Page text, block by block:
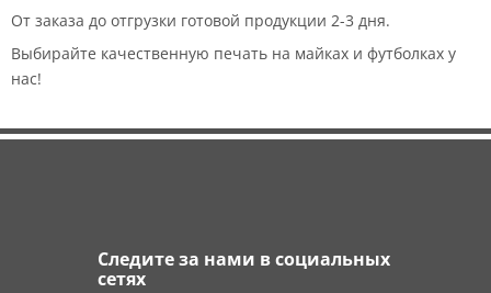
От заказа до отгрузки готовой продукции 2-3 дня.
Выбирайте качественную печать на майках и футболках у
нас!
Следите за нами в социальных
сетях